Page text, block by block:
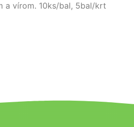
a vírom. 10ks/bal, 5bal/krt